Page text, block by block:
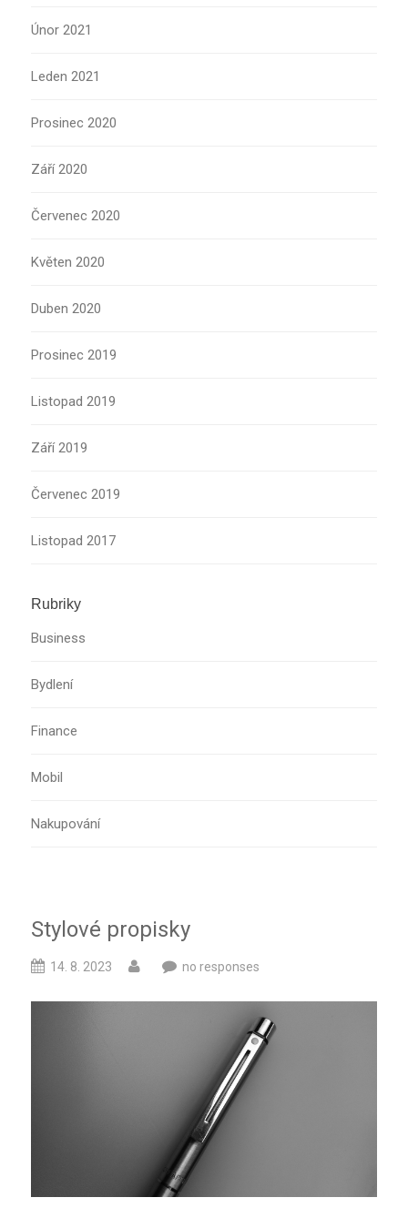
Únor 2021
Leden 2021
Prosinec 2020
Září 2020
Červenec 2020
Květen 2020
Duben 2020
Prosinec 2019
Listopad 2019
Září 2019
Červenec 2019
Listopad 2017
Rubriky
Business
Bydlení
Finance
Mobil
Nakupování
Stylové propisky
14. 8. 2023 no responses